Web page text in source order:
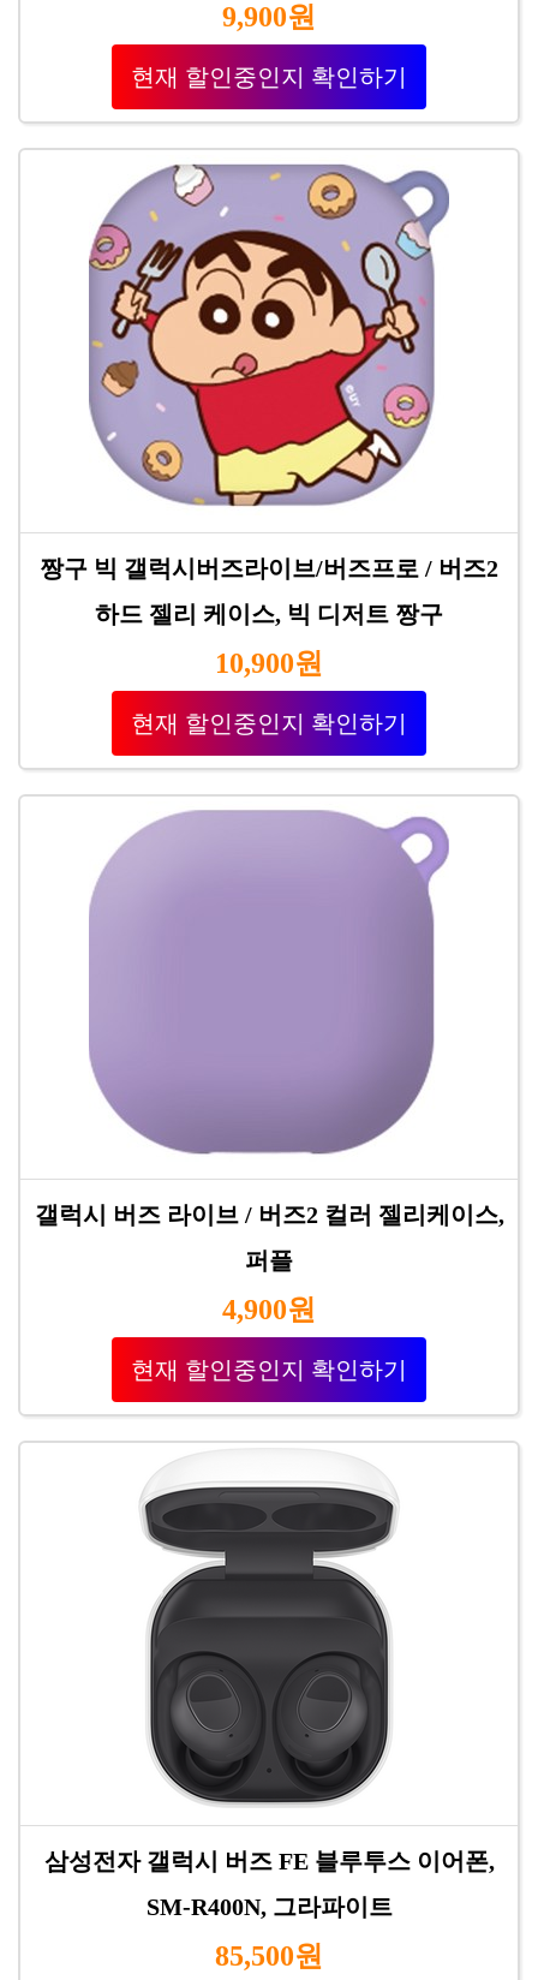
9,900원
현재 할인중인지 확인하기
짱구 빅 갤럭시버즈라이브/버즈프로 / 버즈2
하드 젤리 케이스, 빅 디저트 짱구
10,900원
현재 할인중인지 확인하기
갤럭시 버즈 라이브 / 버즈2 컬러 젤리케이스,
퍼플
4,900원
현재 할인중인지 확인하기
삼성전자 갤럭시 버즈 FE 블루투스 이어폰,
SM-R400N, 그라파이트
85,500원